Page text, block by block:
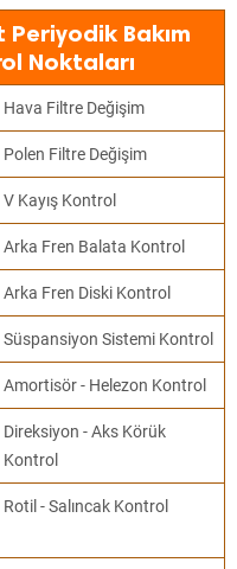
Bakım
Noktaları
Hava Filtre Değişim
Polen Filtre Değişim
V Kayış Kontrol
Arka Fren Balata Kontrol
Arka Fren Diski Kontrol
Süspansiyon Sistemi Kontrol
Amortisör - Helezon Kontrol
Direksiyon - Aks Körük
Kontrol
Rotil - Salıncak Kontrol